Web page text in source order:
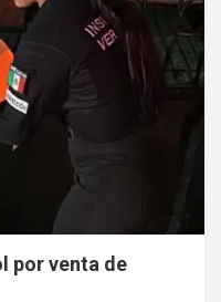
por venta de